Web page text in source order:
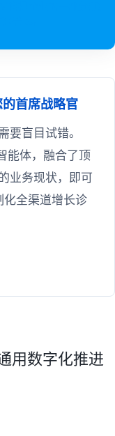
首席战略官
要盲目试错。
能体，融合了顶
业务现状，即可
化全渠道增长诊
用数字化推进